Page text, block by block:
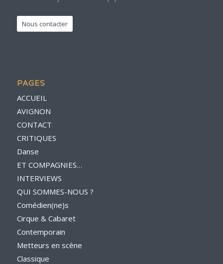
Nous contacter
PAGES
ACCUEIL
AVIGNON
CONTACT
CRITIQUES
Danse
ET COMPAGNIES…
INTERVIEWS
QUI SOMMES-NOUS ?
Comédien(ne)s
Cirque & Cabaret
Contemporain
Metteurs en scène
Classique